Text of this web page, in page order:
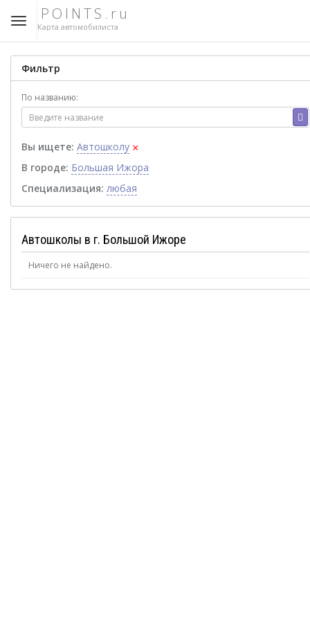
POINTS.ru
Карта автомобилиста
Фильтр
По названию:
Вы ищете: Автошколу ×
В городе: Большая Ижора
Специализация: любая
Автошколы в г. Большой Ижоре
Ничего не найдено.